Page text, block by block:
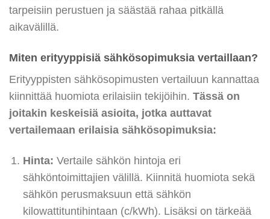
tarpeisiin perustuen ja säästää rahaa pitkällä
aikavälillä.
Miten erityyppisiä sähkösopimuksia vertaillaan?
Erityyppisten sähkösopimusten vertailuun kannattaa
kiinnittää huomiota erilaisiin tekijöihin. Tässä on
joitakin keskeisiä asioita, jotka auttavat
vertailemaan erilaisia sähkösopimuksia:
Hinta: Vertaile sähkön hintoja eri
sähköntoimittajien välillä. Kiinnitä huomiota sekä
sähkön perusmaksuun että sähkön
kilowattituntihintaan (c/kWh). Lisäksi on tärkeää